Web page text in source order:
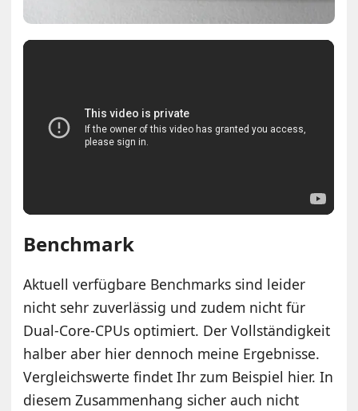
Benchmark
Aktuell verfügbare Benchmarks sind leider
nicht sehr zuverlässig und zudem nicht für
Dual-Core-CPUs optimiert. Der Vollständigkeit
halber aber hier dennoch meine Ergebnisse.
Vergleichswerte findet Ihr zum Beispiel hier. In
diesem Zusammenhang sicher auch nicht